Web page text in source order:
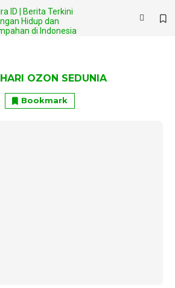
HARI OZON SEDUNIA
Bookmark